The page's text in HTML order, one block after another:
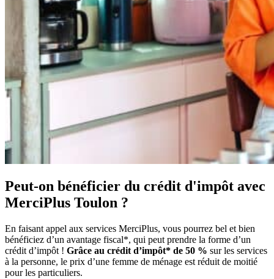
Peut-on bénéficier du crédit d'impôt avec
MerciPlus Toulon ?
En faisant appel aux services MerciPlus, vous pourrez bel et bien
bénéficiez d’un avantage fiscal*, qui peut prendre la forme d’un
crédit d’impôt ! Grâce au crédit d’impôt* de 50 % sur les services
à la personne, le prix d’une femme de ménage est réduit de moitié
pour les particuliers.